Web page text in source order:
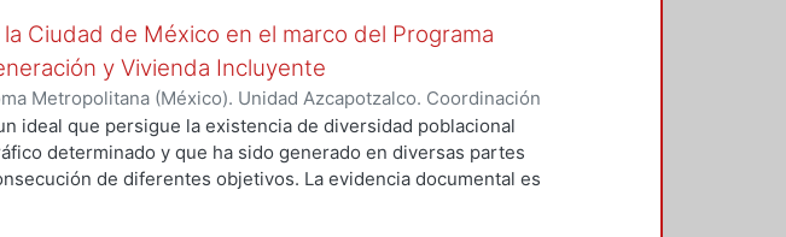
Ciudad de México en el marco del Programa
y Vivienda Incluyente
Metropolitana (México). Unidad Azcapotzalco. Coordinación
,2021-06)Espinoza Trejo, Víctor Hugo
ideal que persigue la existencia de diversidad poblacional
determinado y que ha sido generado en diversas partes
de diferentes objetivos. La evidencia documental es